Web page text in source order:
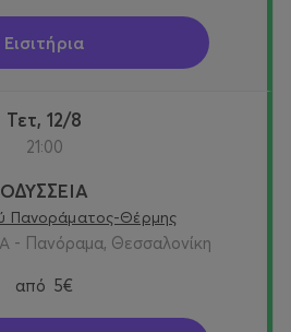
Εισιτήρια
Τετ, 12/8
21:00
ΟΔΥΣΣΕΙΑ
Πανοράματος-Θέρμης
Πανόραμα, Θεσσαλονίκη
από 5€